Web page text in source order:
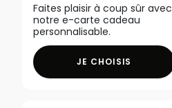
Faites plaisir à coup sûr avec
notre e-carte cadeau
personnalisable.
JE CHOISIS